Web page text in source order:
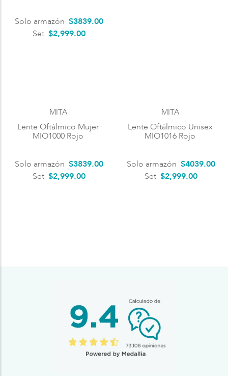
Solo armazón $3839.00
Set $2,999.00
MITA
Lente Oftálmico Mujer
MIO1000 Rojo
Solo armazón $3839.00
Set $2,999.00
MITA
Lente Oftálmico Unisex
MIO1016 Rojo
Solo armazón $4039.00
Set $2,999.00